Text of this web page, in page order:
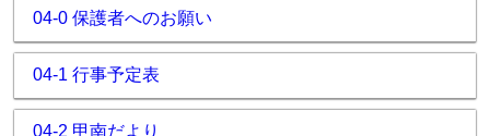
04-0 保護者へのお願い
04-1 行事予定表
04-2 甲南だより